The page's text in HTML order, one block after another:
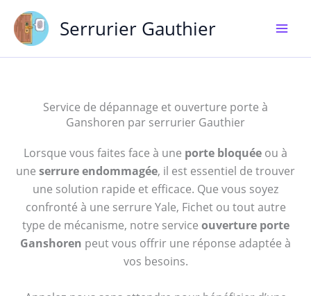
contenu
Serrurier Gauthier
Service de dépannage et ouverture porte à
Ganshoren par serrurier Gauthier
Lorsque vous faites face à une porte bloquée ou à
une serrure endommagée, il est essentiel de trouver
une solution rapide et efficace. Que vous soyez
confronté à une serrure Yale, Fichet ou tout autre
type de mécanisme, notre service ouverture porte
Ganshoren peut vous offrir une réponse adaptée à
vos besoins.